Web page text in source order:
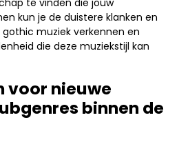
te vinden die jouw
kun je de duistere klanken en
muziek verkennen en
die deze muziekstijl kan
voor nieuwe
binnen de